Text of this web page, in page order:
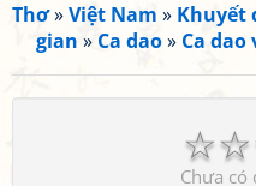
Thơ»Việt Nam » Khuyết
gian » Ca dao» Ca
☆
☆
Chưa có